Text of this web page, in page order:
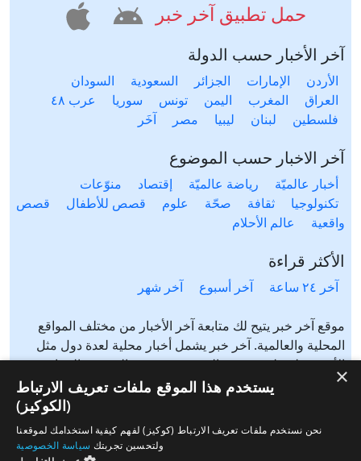
حمل تطبيق آخر خبر
آخر الأخبار حسب الدولة
الأردن الإمارات الجزائر السعودية
السودان
العراق
المغرب اليمن تونس سوريا
عرب ٤٨
فلسطين
لبنان ليبيا مصر آخَر
آخر الاخبار حسب الموضوع
أخبار عالميّة رياضة عالميّة إقتصاد
منوّعات
تكنولوجيا
ثقافة صحّة علوم قصص للأطفال
قصص
واقعية
عالم الأحلام
الأكثر قراءة
آخر ٢٤ ساعة آخر أسبوع آخر شهر
موقع آخر خبر يتيح لك متابعة آخر الأخبار من مختلف المواقع
المحلية والعالمية. آخر خبر يشمل أخبار محلية لعدة دول مثل
الأردن، فلسطين، مصر، السعودية، تونس، المغرب، الجزائر،
عرب ٤٨، لبنان، العراق، اليمن وغيرها آخر خبر يتيح متابعة أخبار
من شتى المواضيع مثل: أخبار محلية، أخبار عالمية، رياضة،
إقتصاد، ثقافة، منوعات وغيرها تابع الأخبار المحلية والعالمية من
مختلف المواقع الإخبارية: الجزيرة، العربية، بي بي سي، سي ان
×
يستخدم هذا الموقع ملفات تعريف الارتباط
(الكوكيز)
نحن نستخدم ملفات تعريف الارتباط (كوكيز) لفهم كيفية استخدامك لموقعنا
ولتحسين تجربتك سياسة الخصوصية